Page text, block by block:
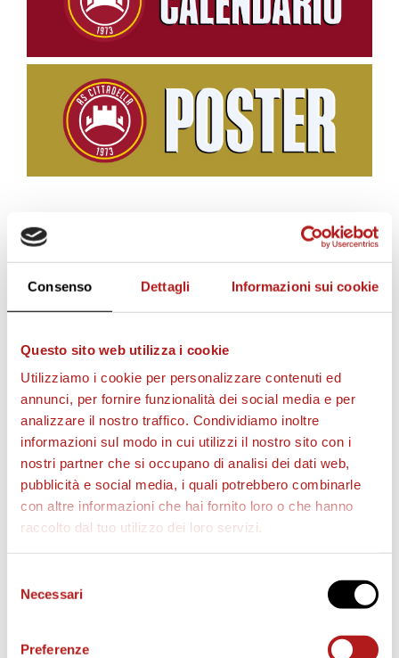
Consenso Dettagli Informazioni sui cookie
Questo sito web utilizza i cookie
Utilizziamo i cookie per personalizzare contenuti ed
annunci, per fornire funzionalità dei social media e per
analizzare il nostro traffico. Condividiamo inoltre
informazioni sul modo in cui utilizzi il nostro sito con i
nostri partner che si occupano di analisi dei dati web,
pubblicità e social media, i quali potrebbero combinarle
con altre informazioni che hai fornito loro o che hanno
raccolto dal tuo utilizzo dei loro servizi.
delNecessari
Preferenze
u
l
v
i
d
BIGLIETTI
AS CITTADELLA STORE